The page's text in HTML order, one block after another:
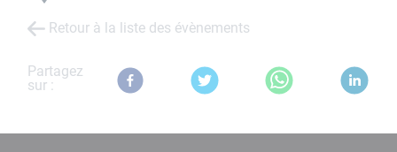
Retour à la liste des évènements
Partagez
sur :